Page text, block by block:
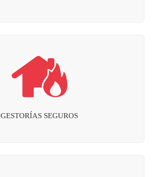
GESTORÍAS SEGUROS